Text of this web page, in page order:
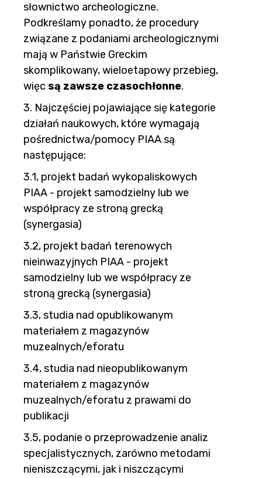
słownictwo archeologiczne.
Podkreślamy ponadto, że procedury
związane z podaniami archeologicznymi
mają w Państwie Greckim
skomplikowany, wieloetapowy przebieg,
więc są zawsze czasochłonne.
3. Najczęściej pojawiające się kategorie
działań naukowych, które wymagają
pośrednictwa/pomocy PIAA są
następujące:
3.1, projekt badań wykopaliskowych
PIAA - projekt samodzielny lub we
współpracy ze stroną grecką
(synergasia)
3.2, projekt badań terenowych
nieinwazyjnych PIAA - projekt
samodzielny lub we współpracy ze
stroną grecką (synergasia)
3.3, studia nad opublikowanym
materiałem z magazynów
muzealnych/eforatu
3.4, studia nad nieopublikowanym
materiałem z magazynów
muzealnych/eforatu z prawami do
publikacji
3.5, podanie o przeprowadzenie analiz
specjalistycznych, zarówno metodami
nieniszczącymi, jak i niszczącymi